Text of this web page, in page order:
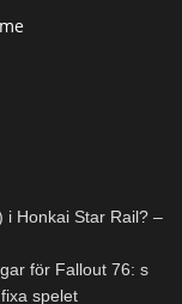
i Honkai Star Rail? –
för Fallout 76: s
spelet